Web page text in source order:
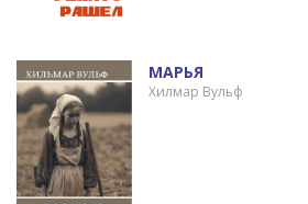
МАРЬЯ
Хилмар Вульф